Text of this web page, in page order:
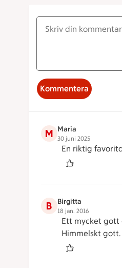
Kommentera
M Maria
30 juni 2025
En riktig
B Birgitta
18 jan. 2016
Ett mycket gott
Himmelskt gott.